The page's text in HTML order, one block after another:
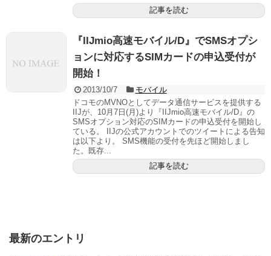
記事を読む
『IIJmio高速モバイル/D』でSMSオプシ
ョンに対応するSIMカードの申込受付が
開始！
2013/10/7
モバイル
ドコモのMVNOとしてデータ通信サービスを提供する
IIJが、10月7日(月)より『IIJmio高速モバイル/D』の
SMSオプション対応のSIMカードの申込受付を開始し
ている。 IIJの公式アカウントでのツイートによる告知
は以下より。 SMS機能の受付を先ほど開始しまし
た。既存...
記事を読む
最新のエントリ